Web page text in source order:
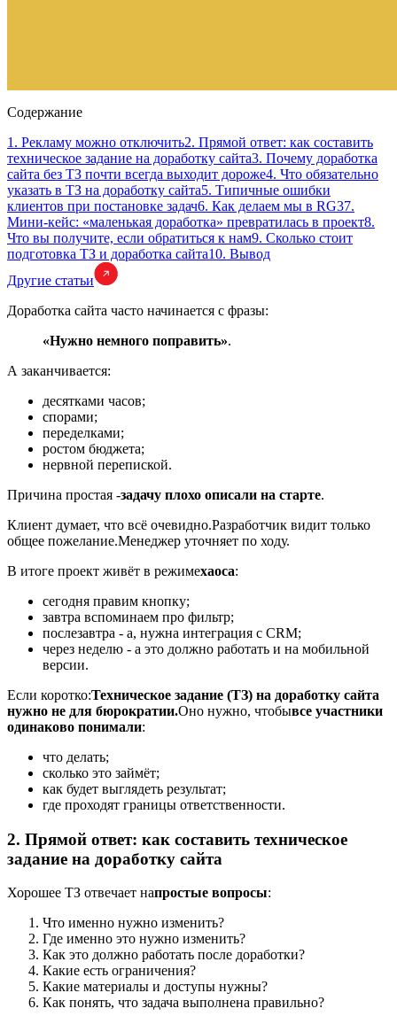
Содержание
1. Рекламу можно отключить2. Прямой ответ: как составить
техническое задание на доработку сайта3. Почему доработка
сайта без ТЗ почти всегда выходит дороже4. Что обязательно
указать в ТЗ на доработку сайта5. Типичные ошибки
клиентов при постановке задач6. Как делаем мы в RG37.
Мини-кейс: «маленькая доработка» превратилась в проект8.
Что вы получите, если обратиться к нам9. Сколько стоит
подготовка ТЗ и доработка сайта10. Вывод
Другие статьи
Доработка сайта часто начинается с фразы:
«Нужно немного поправить».
А заканчивается:
десятками часов;
спорами;
переделками;
ростом бюджета;
нервной перепиской.
Причина простая -задачу плохо описали на старте.
Клиент думает, что всё очевидно.Разработчик видит только
общее пожелание.Менеджер уточняет по ходу.
В итоге проект живёт в режимехаоса:
сегодня правим кнопку;
завтра вспоминаем про фильтр;
послезавтра - а, нужна интеграция с CRM;
через неделю - а это должно работать и на мобильной
версии.
Если коротко:Техническое задание (ТЗ) на доработку сайта
нужно не для бюрократии.Оно нужно, чтобывсе участники
одинаково понимали:
что делать;
сколько это займёт;
как будет выглядеть результат;
где проходят границы ответственности.
2. Прямой ответ: как составить техническое
задание на доработку сайта
Хорошее ТЗ отвечает напростые вопросы:
Что именно нужно изменить?
Где именно это нужно изменить?
Как это должно работать после доработки?
Какие есть ограничения?
Какие материалы и доступы нужны?
Как понять, что задача выполнена правильно?